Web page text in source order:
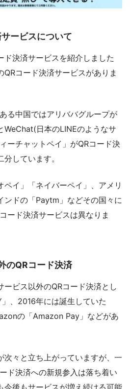
ービスについて
ド決済サービスを紹介しました
コード決済サービスがありま
る中国ではアリババグループが
WeChat(日本のLINEのようなサ
ーチャットペイ」がQRコード決
しています。
イ」「ネイバーペイ」、アメリ
ンドの「Paytm」などその国々に
ード決済サービスは異なりま
のQRコード決済
ービス以外のQRコード決済とし
、2016年には誕生していた
の「Amazon Pay」などがあ
次々と立ち上がっていますが、一
ド決済への新規参入は落ち着い
今後もサービスが増え続ける可能